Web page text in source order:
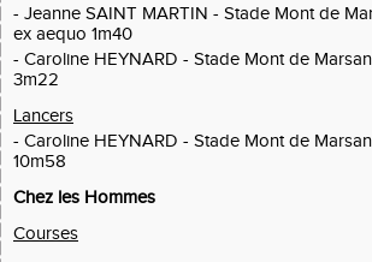
- Jeanne SAINT MARTIN - Stade Mont de
ex aequo 1m40
- Caroline HEYNARD - Stade Mont de
3m22
Lancers
- Caroline HEYNARD - Stade Mont de
10m58
Chez les Hommes
Courses